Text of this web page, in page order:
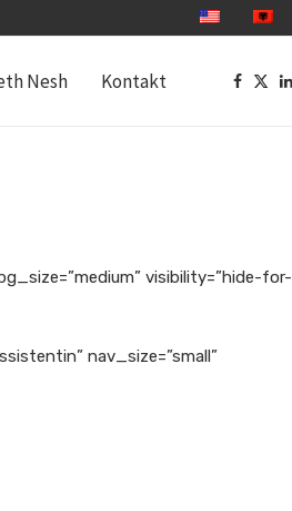
Nesh Kontakt
visibility=”hide-for-
nav_size=”small”